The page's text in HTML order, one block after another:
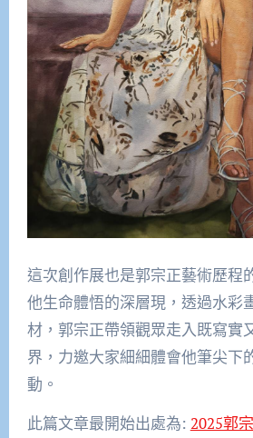
這次創作展也是郭宗正藝術歷程
他生命體悟的深層現，透過水彩
材，郭宗正帶領觀眾走入既寫實
界，力邀大家細細體會他筆尖下
動。
此篇文章最開始出處為: 2025郭